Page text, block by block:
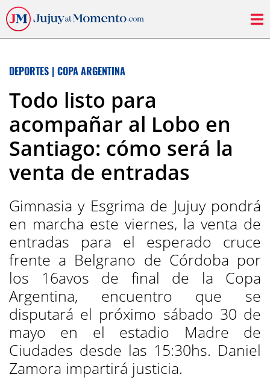
DEPORTES | COPA ARGENTINA
Todo listo para
acompañar al Lobo en
Santiago: cómo será la
venta de entradas
Gimnasia y Esgrima de Jujuy pondrá
en marcha este viernes, la venta de
entradas para el esperado cruce
frente a Belgrano de Córdoba por
los 16avos de final de la Copa
Argentina, encuentro que se
disputará el próximo sábado 30 de
mayo en el estadio Madre de
Ciudades desde las 15:30hs. Daniel
Zamora impartirá justicia.